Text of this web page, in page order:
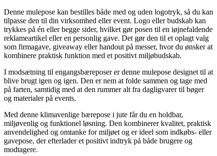
Denne mulepose kan bestilles både med og uden logotryk, så du kan
tilpasse den til din virksomhed eller event. Logo eller budskab kan
trykkes på én eller begge sider, hvilket gør posen til en iøjnefaldende
reklameartikel eller en personlig gave. Det gør den til et oplagt valg
som firmagave, giveaway eller handout på messer, hvor du ønsker at
kombinere praktisk funktion med et positivt miljøbudskab.
I modsætning til engangsbæreposer er denne mulepose designet til at
blive brugt igen og igen. Den er nem at folde sammen og tage med
på farten, samtidig med at den rummer alt fra dagligvarer til bøger
og materialer på events.
Med denne klimavenlige bærepose i jute får du en holdbar,
miljøvenlig og funktionel løsning. Den kombinerer kvalitet, praktisk
anvendelighed og omtanke for miljøet og er ideel som indkøbs- eller
gavepose, der efterlader et positivt indtryk på både brugere og
modtagere.